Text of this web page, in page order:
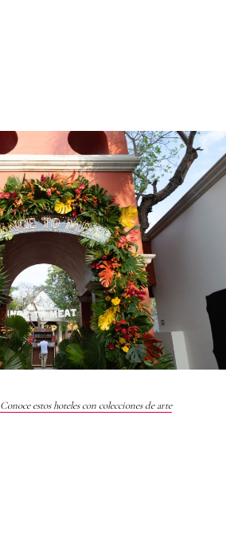
Conoce estos hoteles con colecciones de arte